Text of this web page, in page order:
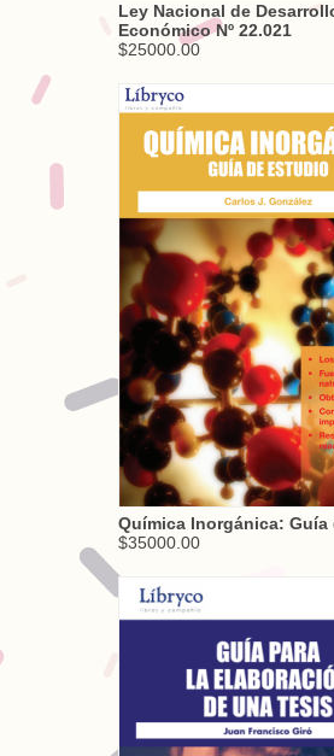
Ley Nacional de
Económico Nº 22.021
$25000.00
Química Inorgánica: Guía
$35000.00